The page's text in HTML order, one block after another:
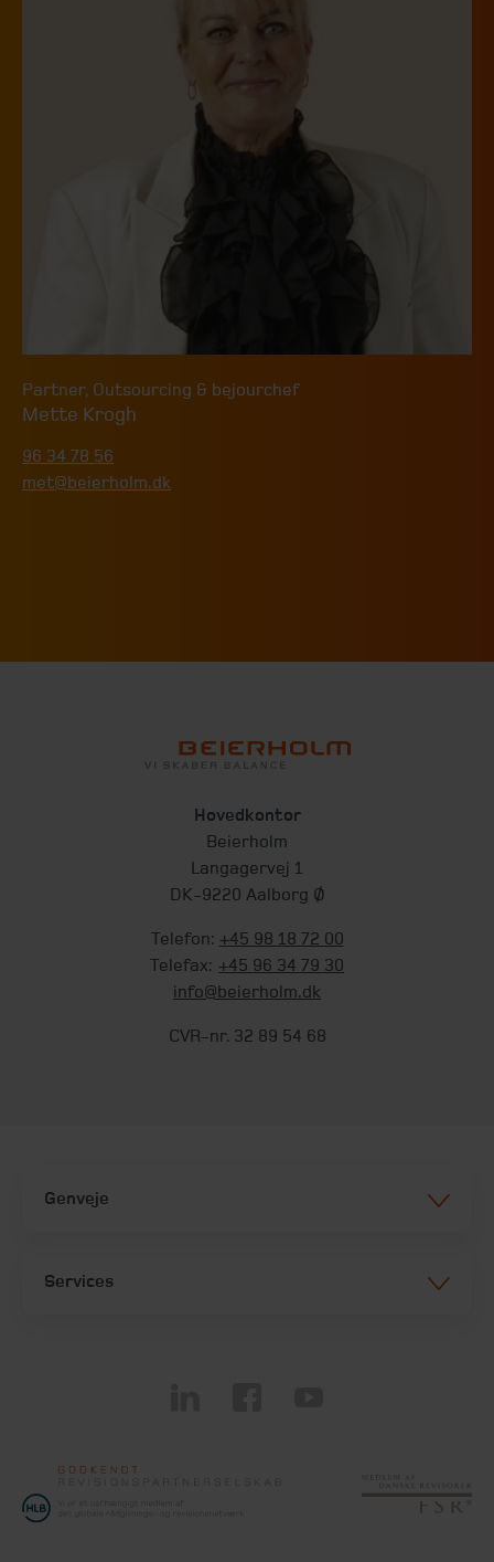
Partner, Outsourcing & bejourchef
Mette Krogh
96 34 78 56
met@beierholm.dk
Hovedkontor
Beierholm
Langagervej 1
DK-9220 Aalborg Ø
Telefon: +45 98 18 72 00
Telefax: +45 96 34 79 30
info@beierholm.dk
CVR-nr. 32 89 54 68
Genveje
Services